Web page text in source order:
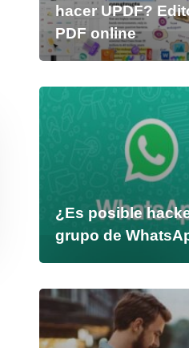
hacer UPDF?
PDF online
¿Es posible
grupo de